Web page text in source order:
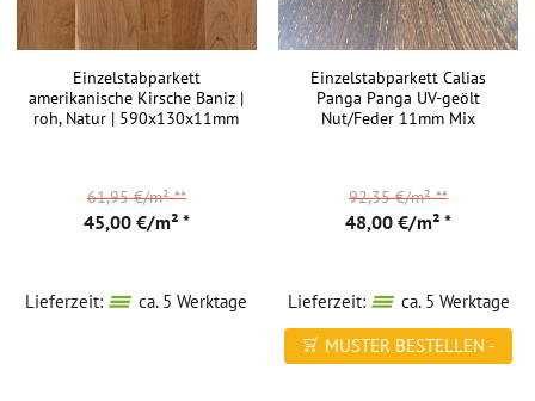
Einzelstabparkett
amerikanische Kirsche Baniz |
roh, Natur | 590x130x11mm
45,00 €/m² *
61,95 €/m²**
Lieferzeit: ca. 5 Werktage
Einzelstabparkett Calias
Panga Panga UV-geölt
Nut/Feder 11mm Mix
48,00 €/m² *
92,35 €/m²**
Lieferzeit:
ca. 5 Werktage
MUSTER BESTELLEN -